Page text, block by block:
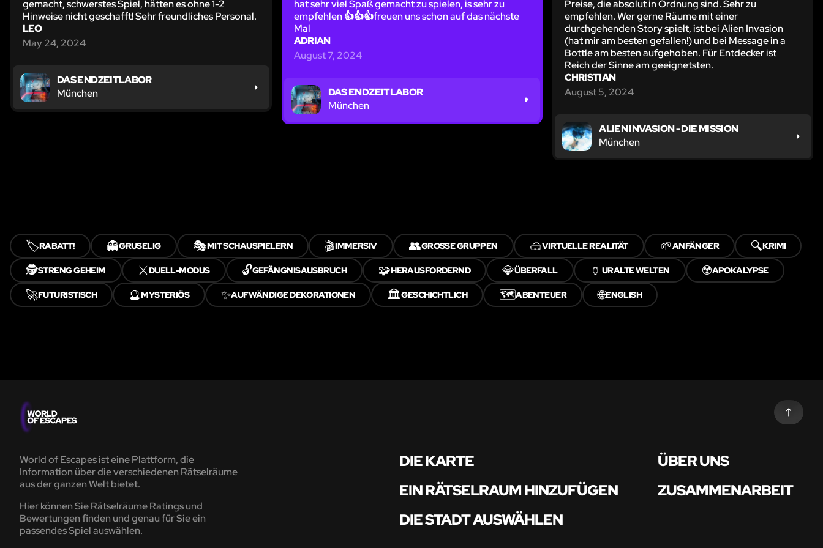
gemacht, schwerstes Spiel, hätten es ohne 1-2
Hinweise nicht geschafft! Sehr freundliches Personal.
LEO
May 24, 2024
DAS ENDZEITLABOR
München
hat sehr viel Spaß gemacht zu spielen, is sehr zu
empfehlen 👍👍👍freuen uns schon auf das nächste
Mal
ADRIAN
August 7, 2024
DAS ENDZEITLABOR
München
Preise, die absolut in Ordnung sind. Sehr zu
empfehlen. Wer gerne Räume mit einer
durchgehenden Story spielt, ist bei Alien Invasion
(hat mir am besten gefallen!) und bei Message in a
Bottle am besten aufgehoben. Für Entdecker ist
Reich der Sinne am geeignetsten.
CHRISTIAN
August 5, 2024
ALIEN INVASION - DIE MISSION
München
🏷️RABATT! 👻GRUSELIG 🎭MIT SCHAUSPIELERN 🎬IMMERSIV 👥GROSSE GRUPPEN 🥽VIRTUELLE REALITÄT 🌱ANFÄNGER 🔍KRIMI
🕵️STRENG GEHEIM ⚔️DUELL-MODUS 🔓GEFÄNGNISAUSBRUCH 🧩HERAUSFORDERND 💎ÜBERFALL 🏺 URALTE WELTEN ☢️APOKALYPSE
🚀FUTURISTISCH 🔮MYSTERIÖS ✨AUFWÄNDIGE DEKORATIONEN 🏛️GESCHICHTLICH 🗺️ABENTEUER 🌐ENGLISH
World of Escapes ist eine Plattform, die
Information über die verschiedenen Rätselräume
aus der ganzen Welt bietet.
Hier können Sie Rätselräume Ratings und
Bewertungen finden und genau für Sie ein
passendes Spiel auswählen.
DIE KARTE
ÜBER UNS
EIN RÄTSELRAUM HINZUFÜGEN
ZUSAMMENARBEIT
DIE STADT AUSWÄHLEN